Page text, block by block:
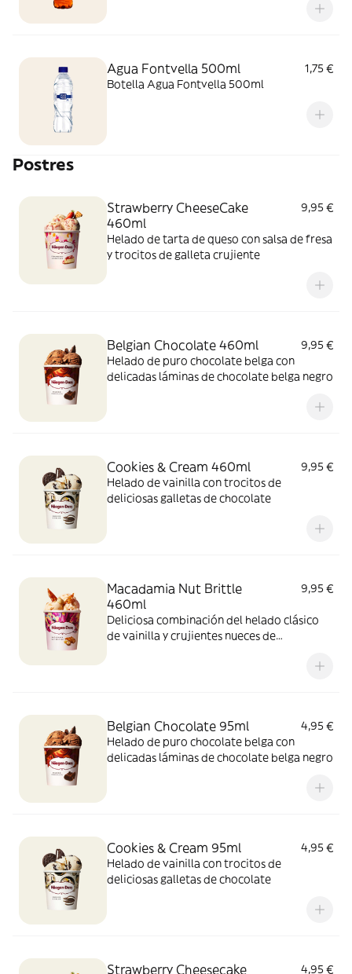
Agua Fontvella 500ml
1,75 €
Botella Agua Fontvella 500ml
Postres
Strawberry CheeseCake
460ml
9,95 €
Helado de tarta de queso con salsa de fresa
y trocitos de galleta crujiente
Belgian Chocolate 460ml
9,95 €
Helado de puro chocolate belga con
delicadas láminas de chocolate belga negro
Cookies & Cream 460ml
9,95 €
Helado de vainilla con trocitos de
deliciosas galletas de chocolate
Macadamia Nut Brittle
460ml
9,95 €
Deliciosa combinación del helado clásico
de vainilla y crujientes nueces de
Belgian Chocolate 95ml
4,95 €
Helado de puro chocolate belga con
delicadas láminas de chocolate belga negro
Cookies & Cream 95ml
4,95 €
Helado de vainilla con trocitos de
deliciosas galletas de chocolate
Strawberry Cheesecake 4,95 €